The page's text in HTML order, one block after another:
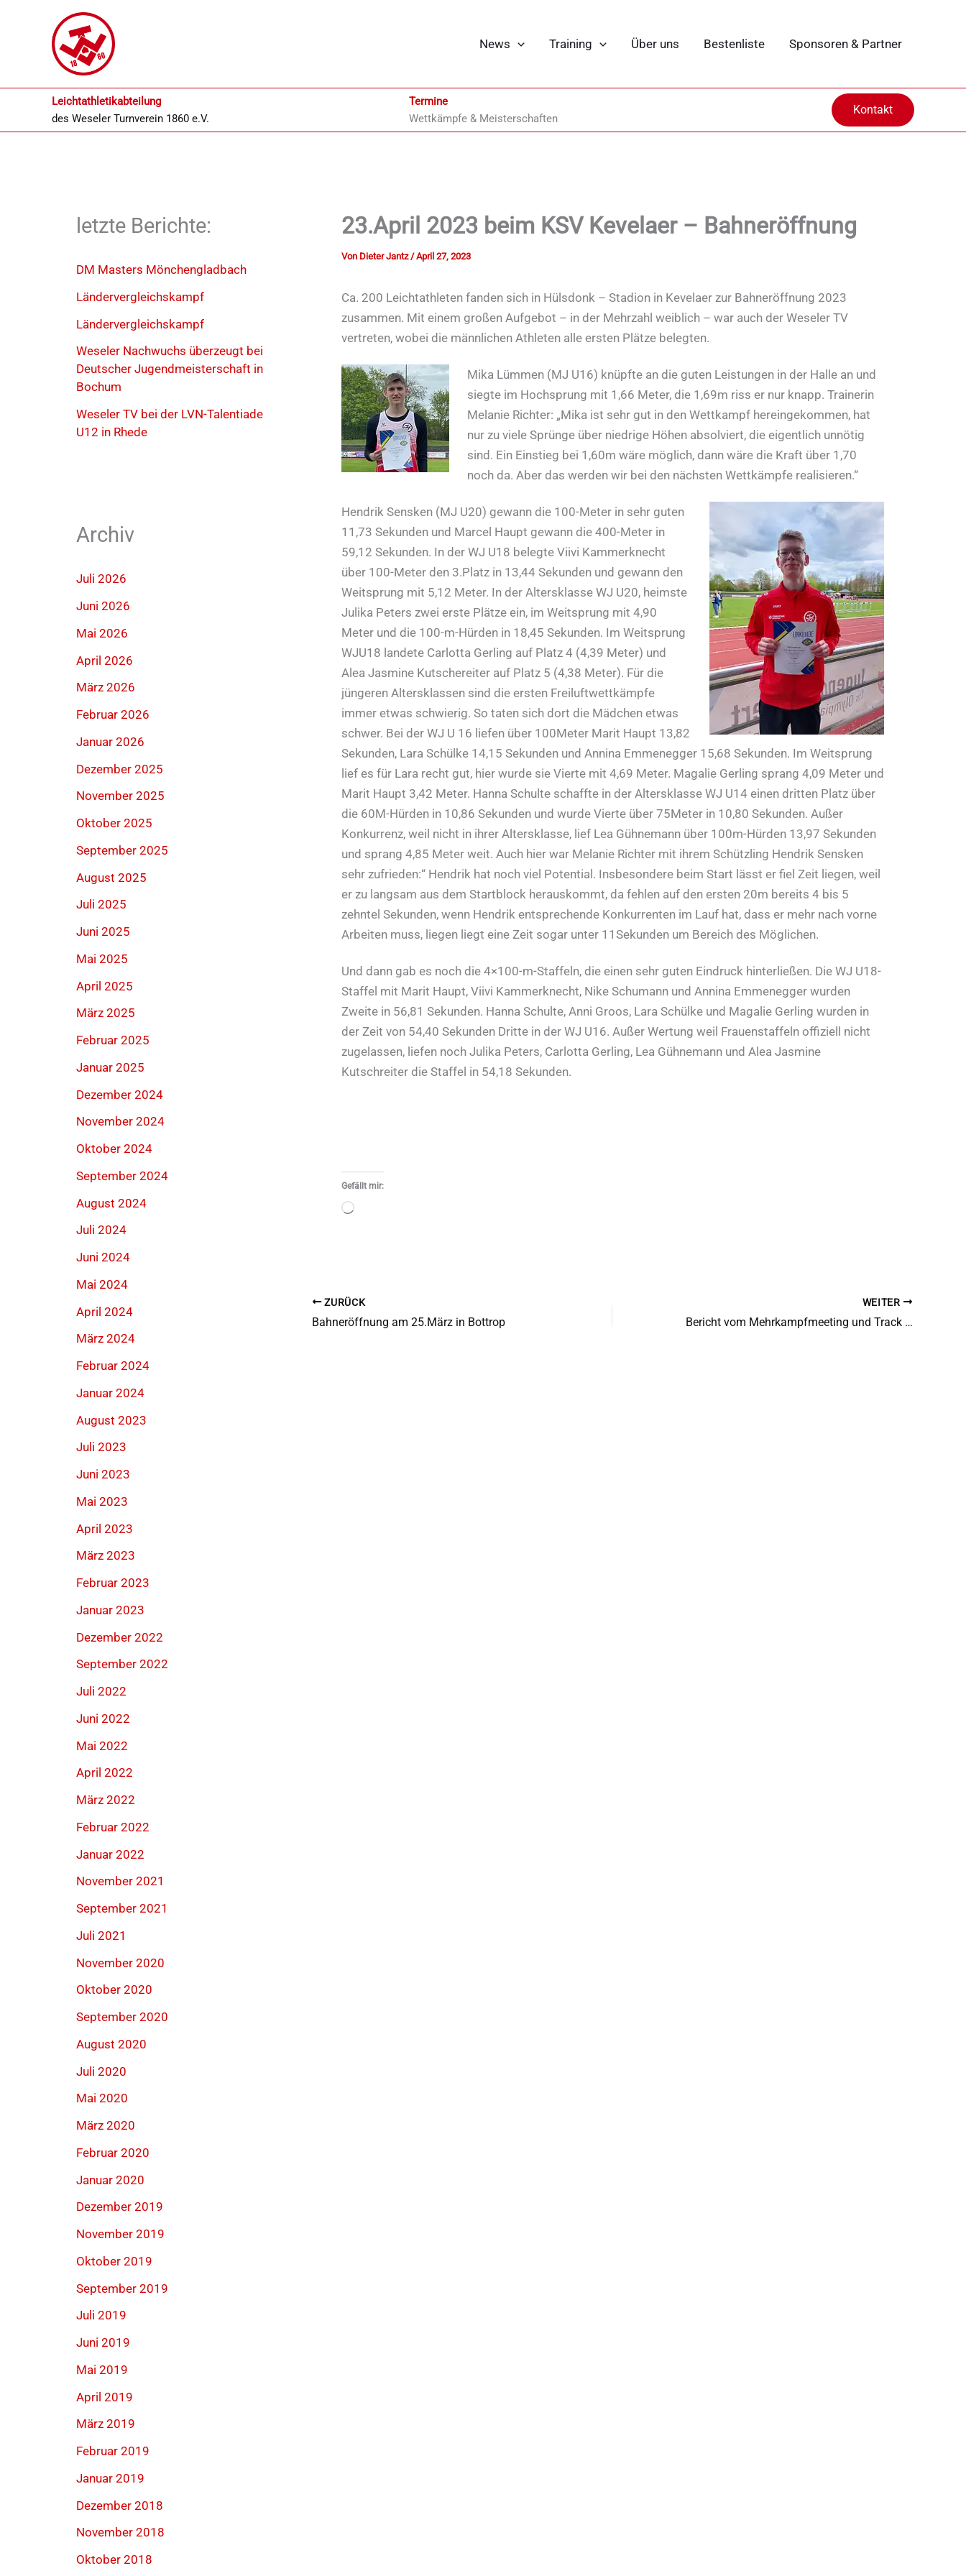
News Training Über uns Bestenliste Sponsoren & Partner
Leichtathletikabteilung
des Weseler Turnverein 1860 e.V.
Termine
Wettkämpfe & Meisterschaften
Kontakt
letzte Berichte:
DM Masters Mönchengladbach
Ländervergleichskampf
Ländervergleichskampf
Weseler Nachwuchs überzeugt bei
Deutscher Jugendmeisterschaft in
Bochum
Weseler TV bei der LVN-Talentiade
U12 in Rhede
Archiv
Juli 2026
Juni 2026
Mai 2026
April 2026
März 2026
Februar 2026
Januar 2026
Dezember 2025
November 2025
Oktober 2025
September 2025
August 2025
Juli 2025
Juni 2025
Mai 2025
April 2025
März 2025
Februar 2025
Januar 2025
Dezember 2024
November 2024
Oktober 2024
September 2024
August 2024
Juli 2024
Juni 2024
Mai 2024
April 2024
März 2024
Februar 2024
Januar 2024
August 2023
Juli 2023
Juni 2023
Mai 2023
April 2023
März 2023
Februar 2023
Januar 2023
Dezember 2022
September 2022
Juli 2022
Juni 2022
Mai 2022
April 2022
März 2022
Februar 2022
Januar 2022
November 2021
September 2021
Juli 2021
November 2020
Oktober 2020
September 2020
August 2020
Juli 2020
Mai 2020
März 2020
Februar 2020
Januar 2020
Dezember 2019
November 2019
Oktober 2019
September 2019
Juli 2019
Juni 2019
Mai 2019
April 2019
März 2019
Februar 2019
Januar 2019
Dezember 2018
November 2018
Oktober 2018
23.April 2023 beim KSV Kevelaer – Bahneröffnung
Von Dieter Jantz /April 27, 2023
Ca. 200 Leichtathleten fanden sich in Hülsdonk – Stadion in Kevelaer zur Bahneröffnung 2023
zusammen. Mit einem großen Aufgebot – in der Mehrzahl weiblich – war auch der Weseler TV
vertreten, wobei die männlichen Athleten alle ersten Plätze belegten.
Mika Lümmen (MJ U16) knüpfte an die guten Leistungen in der Halle an und
siegte im Hochsprung mit 1,66 Meter, die 1,69m riss er nur knapp. Trainerin
Melanie Richter: „Mika ist sehr gut in den Wettkampf hereingekommen, hat
nur zu viele Sprünge über niedrige Höhen absolviert, die eigentlich unnötig
sind. Ein Einstieg bei 1,60m wäre möglich, dann wäre die Kraft über 1,70
noch da. Aber das werden wir bei den nächsten Wettkämpfe realisieren.“
Hendrik Sensken (MJ U20) gewann die 100-Meter in sehr guten
11,73 Sekunden und Marcel Haupt gewann die 400-Meter in
59,12 Sekunden. In der WJ U18 belegte Viivi Kammerknecht
über 100-Meter den 3.Platz in 13,44 Sekunden und gewann den
Weitsprung mit 5,12 Meter. In der Altersklasse WJ U20, heimste
Julika Peters zwei erste Plätze ein, im Weitsprung mit 4,90
Meter und die 100-m-Hürden in 18,45 Sekunden. Im Weitsprung
WJU18 landete Carlotta Gerling auf Platz 4 (4,39 Meter) und
Alea Jasmine Kutschereiter auf Platz 5 (4,38 Meter). Für die
jüngeren Altersklassen sind die ersten Freiluftwettkämpfe
immer etwas schwierig. So taten sich dort die Mädchen etwas
schwer. Bei der WJ U 16 liefen über 100Meter Marit Haupt 13,82
Sekunden, Lara Schülke 14,15 Sekunden und Annina Emmenegger 15,68 Sekunden. Im Weitsprung
lief es für Lara recht gut, hier wurde sie Vierte mit 4,69 Meter. Magalie Gerling sprang 4,09 Meter und
Marit Haupt 3,42 Meter. Hanna Schulte schaffte in der Altersklasse WJ U14 einen dritten Platz über
die 60M-Hürden in 10,86 Sekunden und wurde Vierte über 75Meter in 10,80 Sekunden. Außer
Konkurrenz, weil nicht in ihrer Altersklasse, lief Lea Gühnemann über 100m-Hürden 13,97 Sekunden
und sprang 4,85 Meter weit. Auch hier war Melanie Richter mit ihrem Schützling Hendrik Sensken
sehr zufrieden:“ Hendrik hat noch viel Potential. Insbesondere beim Start lässt er fiel Zeit liegen, weil
er zu langsam aus dem Startblock herauskommt, da fehlen auf den ersten 20m bereits 4 bis 5
zehntel Sekunden, wenn Hendrik entsprechende Konkurrenten im Lauf hat, dass er mehr nach vorne
Arbeiten muss, liegen liegt eine Zeit sogar unter 11Sekunden um Bereich des Möglichen.
Und dann gab es noch die 4×100-m-Staffeln, die einen sehr guten Eindruck hinterließen. Die WJ U18-
Staffel mit Marit Haupt, Viivi Kammerknecht, Nike Schumann und Annina Emmenegger wurden
Zweite in 56,81 Sekunden. Hanna Schulte, Anni Groos, Lara Schülke und Magalie Gerling wurden in
der Zeit von 54,40 Sekunden Dritte in der WJ U16. Außer Wertung weil Frauenstaffeln offiziell nicht
zugelassen, liefen noch Julika Peters, Carlotta Gerling, Lea Gühnemann und Alea Jasmine
Kutschreiter die Staffel in 54,18 Sekunden.
Gefällt mir:
Wird
ZURÜCK
Bahneröffnung am 25.März in Bottrop
WEITER
Bericht vom Mehrkampfmeeting und Track Meeting in Sonsbeck am 6. und 7.Mai 2023